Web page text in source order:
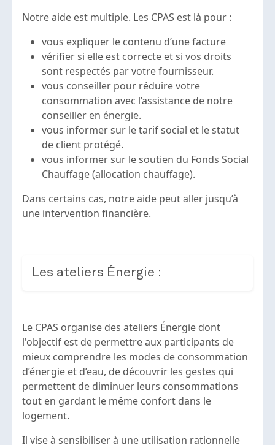
Notre aide est multiple. Les CPAS est là pour :
vous expliquer le contenu d’une facture
vérifier si elle est correcte et si vos droits
sont respectés par votre fournisseur.
vous conseiller pour réduire votre
consommation avec l’assistance de notre
conseiller en énergie.
vous informer sur le tarif social et le statut
de client protégé.
vous informer sur le soutien du Fonds Social
Chauffage (allocation chauffage).
Dans certains cas, notre aide peut aller jusqu’à
une intervention financière.
Les ateliers Énergie :
Le CPAS organise des ateliers Énergie dont
l'objectif est de permettre aux participants de
mieux comprendre les modes de consommation
d’énergie et d’eau, de découvrir les gestes qui
permettent de diminuer leurs consommations
tout en gardant le même confort dans le
logement.
Il vise à sensibiliser à une utilisation rationnelle